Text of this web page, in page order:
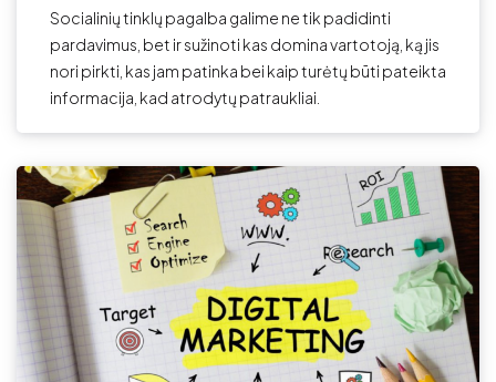
Socialinių tinklų pagalba galime ne tik padidinti
pardavimus, bet ir sužinoti kas domina vartotoją, ką jis
nori pirkti, kas jam patinka bei kaip turėtų būti pateikta
informacija, kad atrodytų patraukliai.